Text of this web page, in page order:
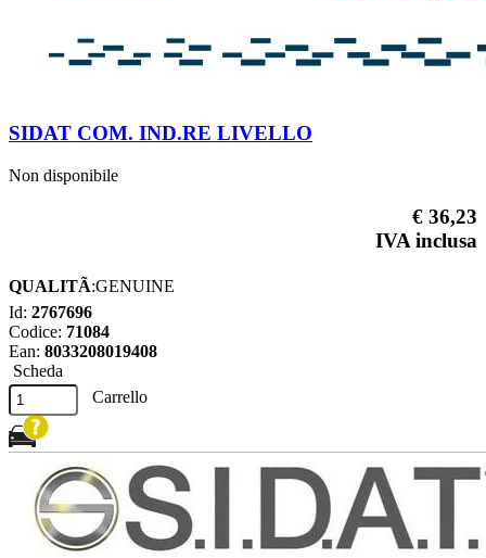
SIDAT COM. IND.RE LIVELLO
Non disponibile
€ 36,23
IVA inclusa
QUALITÃ:GENUINE
Id: 2767696
Codice: 71084
Ean: 8033208019408
Scheda
Carrello